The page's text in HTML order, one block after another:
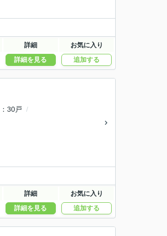
詳細 お気に入り
詳細を見る 追加する
30戸
詳細 お気に入り
詳細を見る 追加する